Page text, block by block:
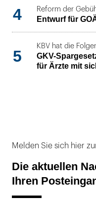
4 Reform der
Entwurf für
5
KBV hat die
GKV-
für Ärzte mit
Melden Sie sich hier
Die aktuellen
Ihren